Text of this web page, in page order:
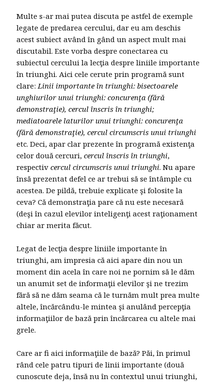
Multe s-ar mai putea discuta pe astfel de exemple
legate de predarea cercului, dar eu am deschis
acest subiect având în gând un aspect mult mai
discutabil. Este vorba despre conectarea cu
subiectul cercului la lecţia despre liniile importante
în triunghi. Aici cele cerute prin programă sunt
clare:Linii importante în triunghi: bisectoarele
unghiurilor unui triunghi: concurenţa (fără
demonstraţie), cercul înscris în triunghi;
mediatoarele laturilor unui triunghi: concurenţa
(fără demonstraţie), cercul circumscris unui triunghi
etc. Deci, apar clar prezente în programă existenţa
celor două cercuri,cercul înscris în triunghi,
respectivcercul circumscris unui triunghi. Nu apare
însă prezentat defel ce ar trebui să se întâmple cu
acestea. De pildă, trebuie explicate şi folosite la
ceva? Că demonstraţia pare că nu este necesară
(deşi în cazul elevilor inteligenţi acest raţionament
chiar ar merita făcut.
Legat de lecţia despre liniile importante în
triunghi, am impresia că aici apare din nou un
moment din acela în care noi ne pornim să le dăm
un anumit set de informaţii elevilor şi ne trezim
fără să ne dăm seama că le turnăm mult prea multe
altele, încărcându-le mintea şi anulând percepţia
informaţiilor de bază prin încărcarea cu altele mai
grele.
Care ar fi aici informaţiile de bază? Păi, în primul
rând cele patru tipuri de linii importante (două
cunoscute deja, însă nu în contextul unui triunghi,